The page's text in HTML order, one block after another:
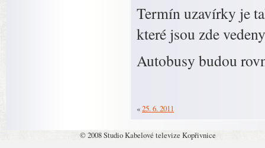
Termín uzavírky je
které jsou zde
Autobusy budou
«25. 6. 2011
© 2008 Studio Kabelové televize Kopřivnice